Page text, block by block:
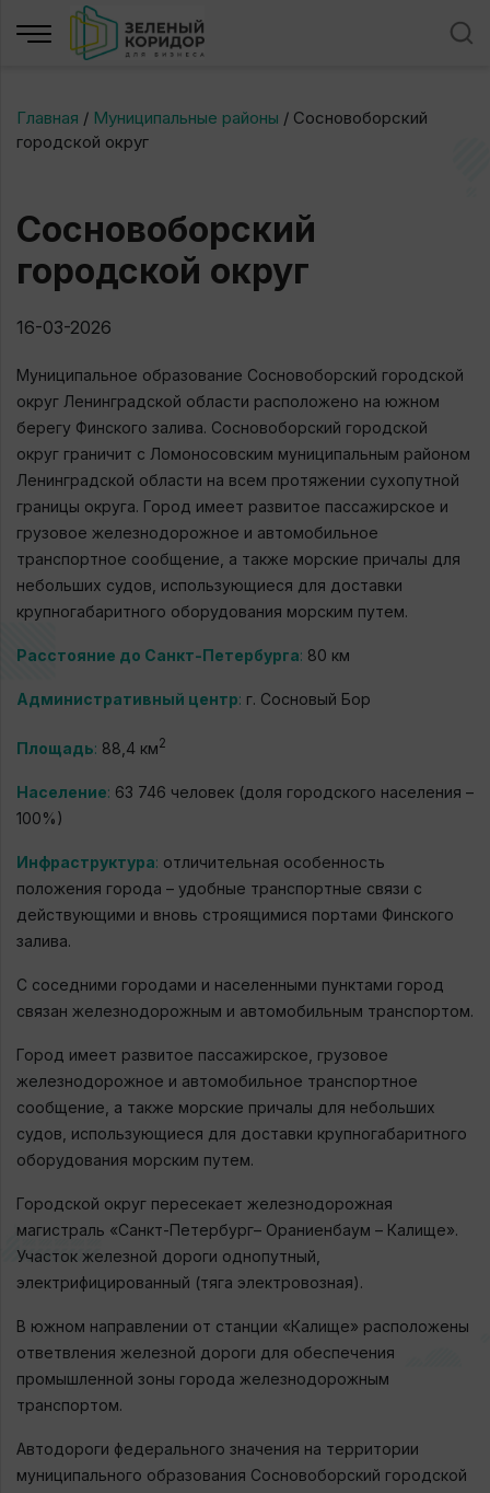
Главная / Муниципальные районы / Сосновоборский
городской округ
Сосновоборский
городской округ
16-03-2026
Муниципальное образование Сосновоборский городской
округ Ленинградской области расположено на южном
берегу Финского залива. Сосновоборский городской
округ граничит с Ломоносовским муниципальным районом
Ленинградской области на всем протяжении сухопутной
границы округа. Город имеет развитое пассажирское и
грузовое железнодорожное и автомобильное
транспортное сообщение, а также морские причалы для
небольших судов, использующиеся для доставки
крупногабаритного оборудования морским путем.
Расстояние до Санкт-Петербурга: 80 км
Административный центр: г. Сосновый Бор
Площадь: 88,4 км2
Население: 63 746 человек (доля городского населения –
100%)
Инфраструктура: отличительная особенность
положения города – удобные транспортные связи с
действующими и вновь строящимися портами Финского
залива.
С соседними городами и населенными пунктами город
связан железнодорожным и автомобильным транспортом.
Город имеет развитое пассажирское, грузовое
железнодорожное и автомобильное транспортное
сообщение, а также морские причалы для небольших
судов, использующиеся для доставки крупногабаритного
оборудования морским путем.
Городской округ пересекает железнодорожная
магистраль «Санкт-Петербург– Ораниенбаум – Калище».
Участок железной дороги однопутный,
электрифицированный (тяга электровозная).
В южном направлении от станции «Калище» расположены
ответвления железной дороги для обеспечения
промышленной зоны города железнодорожным
транспортом.
Автодороги федерального значения на территории
муниципального образования Сосновоборский городской